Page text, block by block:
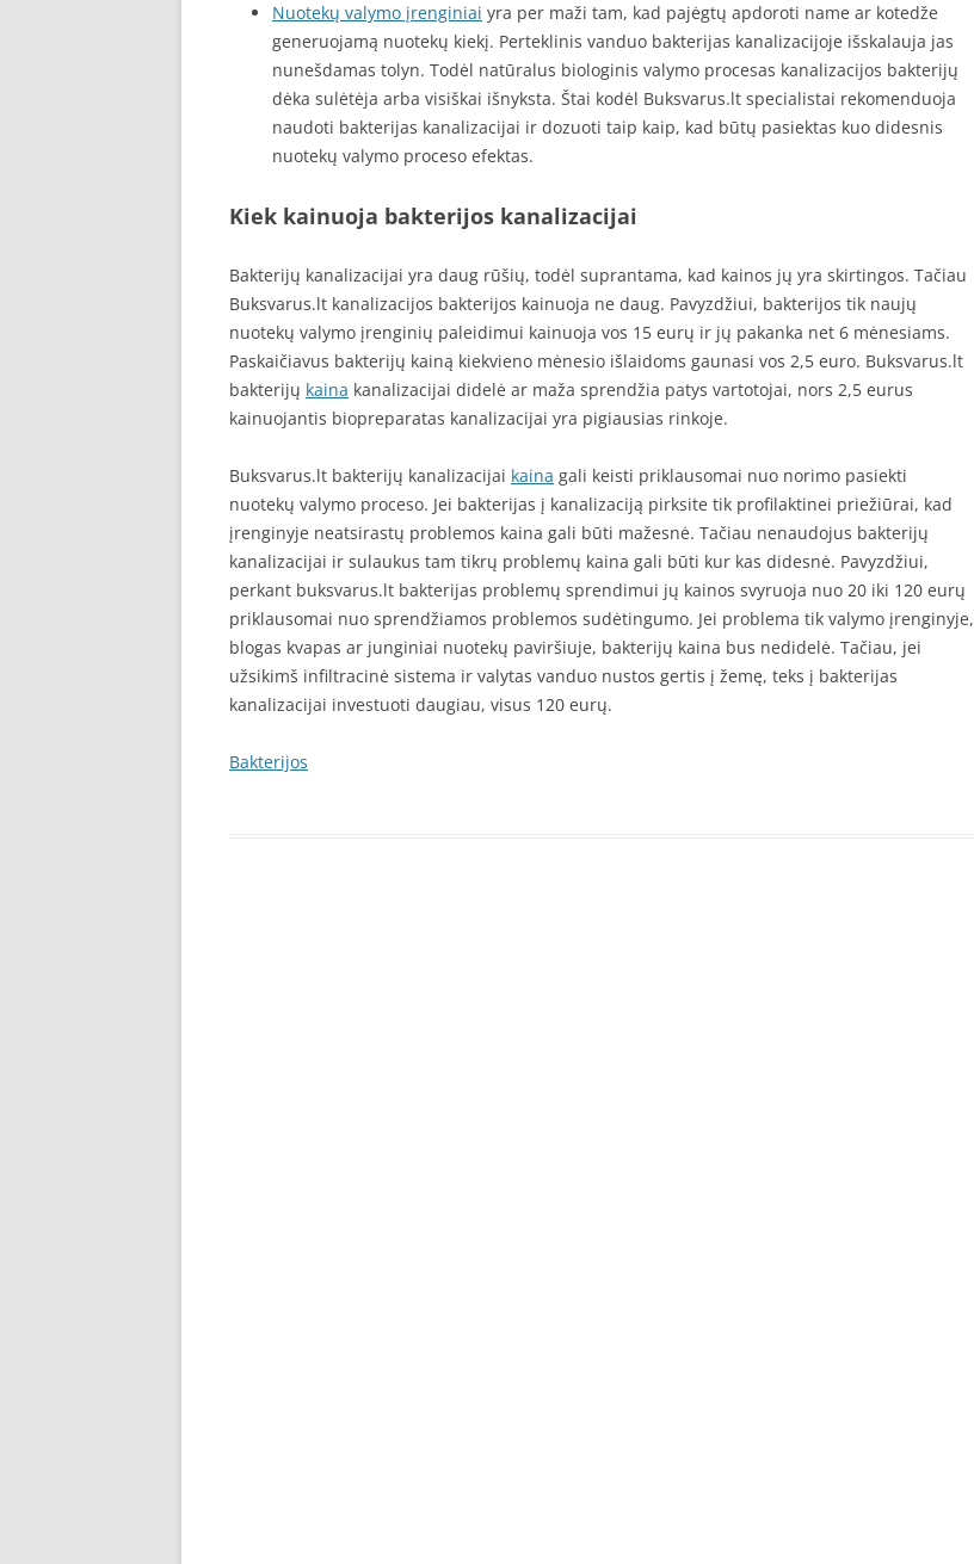
Nuotekų valymo įrenginiai yra per maži tam, kad pajėgtų apdoroti name ar kotedže
generuojamą nuotekų kiekį. Perteklinis vanduo bakterijas kanalizacijoje išskalauja jas
nunešdamas tolyn. Todėl natūralus biologinis valymo procesas kanalizacijos bakterijų
dėka sulėtėja arba visiškai išnyksta. Štai kodėl Buksvarus.lt specialistai rekomenduoja
naudoti bakterijas kanalizacijai ir dozuoti taip kaip, kad būtų pasiektas kuo didesnis
nuotekų valymo proceso efektas.
Kiek kainuoja bakterijos kanalizacijai
Bakterijų kanalizacijai yra daug rūšių, todėl suprantama, kad kainos jų yra skirtingos. Tačiau
Buksvarus.lt kanalizacijos bakterijos kainuoja ne daug. Pavyzdžiui, bakterijos tik naujų
nuotekų valymo įrenginių paleidimui kainuoja vos 15 eurų ir jų pakanka net 6 mėnesiams.
Paskaičiavus bakterijų kainą kiekvieno mėnesio išlaidoms gaunasi vos 2,5 euro. Buksvarus.lt
bakterijų kaina kanalizacijai didelė ar maža sprendžia patys vartotojai, nors 2,5 eurus
kainuojantis biopreparatas kanalizacijai yra pigiausias rinkoje.
Buksvarus.lt bakterijų kanalizacijai kaina gali keisti priklausomai nuo norimo pasiekti
nuotekų valymo proceso. Jei bakterijas į kanalizaciją pirksite tik profilaktinei priežiūrai, kad
įrenginyje neatsirastų problemos kaina gali būti mažesnė. Tačiau nenaudojus bakterijų
kanalizacijai ir sulaukus tam tikrų problemų kaina gali būti kur kas didesnė. Pavyzdžiui,
perkant buksvarus.lt bakterijas problemų sprendimui jų kainos svyruoja nuo 20 iki 120 eurų
priklausomai nuo sprendžiamos problemos sudėtingumo. Jei problema tik valymo įrenginyje,
blogas kvapas ar junginiai nuotekų paviršiuje, bakterijų kaina bus nedidelė. Tačiau, jei
užsikimš infiltracinė sistema ir valytas vanduo nustos gertis į žemę, teks į bakterijas
kanalizacijai investuoti daugiau, visus 120 eurų.
Bakterijos